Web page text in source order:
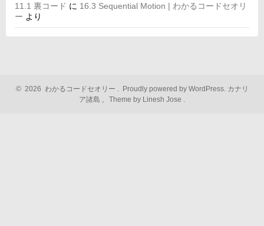
11.1 裏コード に 16.3 Sequential Motion | わかるコードセオリ
ー より
© 2026 わかるコードセオリー . Proudly powered by WordPress. カナリ
ア諸島 , Theme by Linesh Jose .